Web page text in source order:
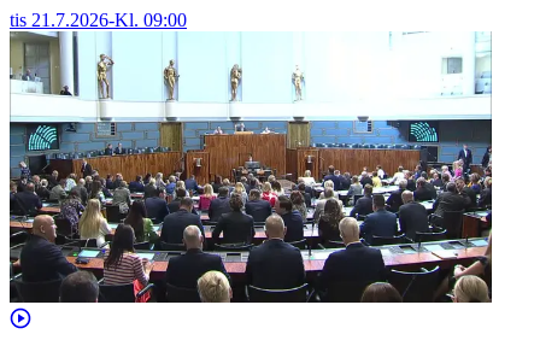
tis 21.7.2026-Kl. 09:00